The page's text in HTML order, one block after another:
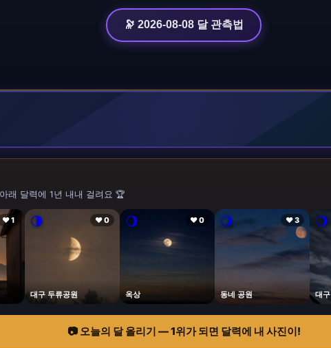
🔭 2026-08-08 달 관측법
래 달력에 1년 내내 걸려요 🏆
❤ 1 🌗 ❤ 0
대구 두류공원
🌖 ❤ 0
옥상
🌖 ❤ 3
동네 공원
🌖
대
📷 오늘의 달 올리기 — 1위가 되면 달력에 내 사진이!